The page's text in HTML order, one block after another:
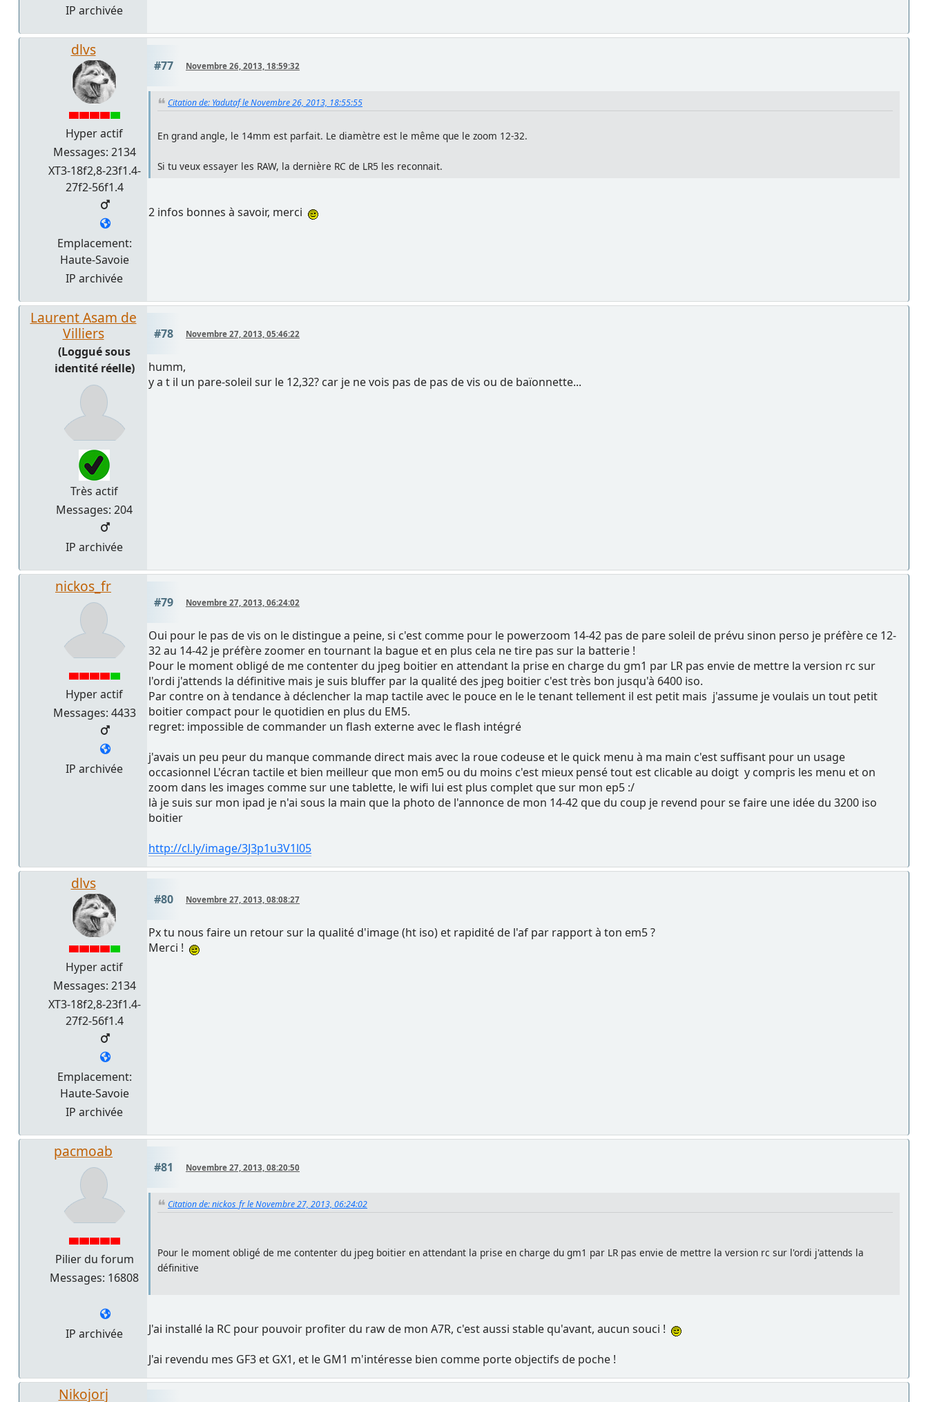
IP archivée
dlvs
Hyper actif
Messages: 2134
XT3-18f2,8-23f1.4-
27f2-56f1.4
Emplacement:
Haute-Savoie
IP archivée
#77 Novembre 26, 2013, 18:59:32
Citation de: Yadutaf le Novembre 26, 2013, 18:55:55
En grand angle, le 14mm est parfait. Le diamètre est le même que le zoom 12-32.
Si tu veux essayer les RAW, la dernière RC de LR5 les reconnait.
2 infos bonnes à savoir, merci
Laurent Asam de
Villiers
(Loggué sous
identité réelle)
Très actif
Messages: 204
IP archivée
#78 Novembre 27, 2013, 05:46:22
humm,
y a t il un pare-soleil sur le 12,32? car je ne vois pas de pas de vis ou de baïonnette...
nickos_fr
Hyper actif
Messages: 4433
IP archivée
#79 Novembre 27, 2013, 06:24:02
Oui pour le pas de vis on le distingue a peine, si c'est comme pour le powerzoom 14-42 pas de pare soleil de prévu sinon perso je préfère ce 12-
32 au 14-42 je préfère zoomer en tournant la bague et en plus cela ne tire pas sur la batterie !
Pour le moment obligé de me contenter du jpeg boitier en attendant la prise en charge du gm1 par LR pas envie de mettre la version rc sur
l'ordi j'attends la définitive mais je suis bluffer par la qualité des jpeg boitier c'est très bon jusqu'à 6400 iso.
Par contre on à tendance à déclencher la map tactile avec le pouce en le le tenant tellement il est petit mais j'assume je voulais un tout petit
boitier compact pour le quotidien en plus du EM5.
regret: impossible de commander un flash externe avec le flash intégré
j'avais un peu peur du manque commande direct mais avec la roue codeuse et le quick menu à ma main c'est suffisant pour un usage
occasionnel L'écran tactile et bien meilleur que mon em5 ou du moins c'est mieux pensé tout est clicable au doigt y compris les menu et on
zoom dans les images comme sur une tablette, le wifi lui est plus complet que sur mon ep5 :/
là je suis sur mon ipad je n'ai sous la main que la photo de l'annonce de mon 14-42 que du coup je revend pour se faire une idée du 3200 iso
boitier
http://cl.ly/image/3J3p1u3V1l05
dlvs
Hyper actif
Messages: 2134
XT3-18f2,8-23f1.4-
27f2-56f1.4
Emplacement:
Haute-Savoie
IP archivée
#80 Novembre 27, 2013, 08:08:27
Px tu nous faire un retour sur la qualité d'image (ht iso) et rapidité de l'af par rapport à ton em5 ?
Merci !
pacmoab
Pilier du forum
Messages: 16808
IP archivée
#81 Novembre 27, 2013, 08:20:50
Citation de: nickos_fr le Novembre 27, 2013, 06:24:02
Pour le moment obligé de me contenter du jpeg boitier en attendant la prise en charge du gm1 par LR pas envie de mettre la version rc sur l'ordi j'attends la
définitive
J'ai installé la RC pour pouvoir profiter du raw de mon A7R, c'est aussi stable qu'avant, aucun souci !
J'ai revendu mes GF3 et GX1, et le GM1 m'intéresse bien comme porte objectifs de poche !
Nikojorj